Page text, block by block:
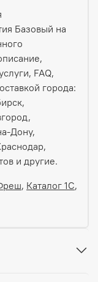
Базовый на
FAQ,
города:
Дону,
и другие.
, Каталог 1С,